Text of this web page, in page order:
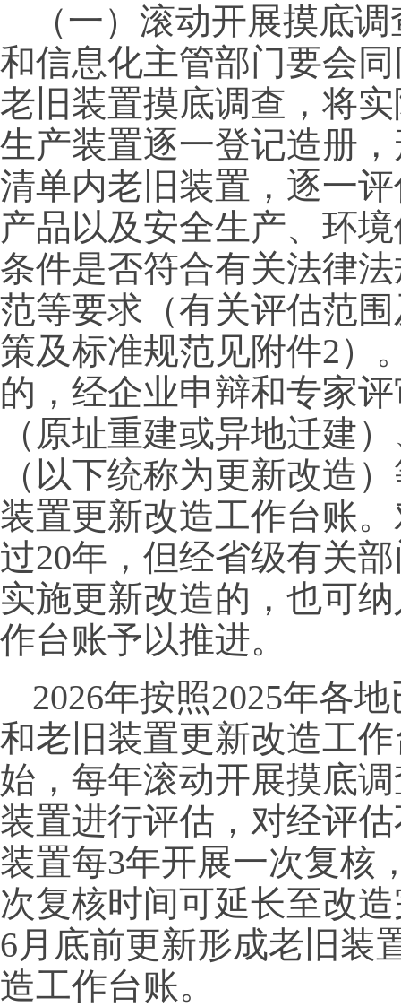
（一）滚动开展摸底
和信息化主管部门要会
老旧装置摸底调查，将
生产装置逐一登记造册
清单内老旧装置，逐一
产品以及安全生产、环
条件是否符合有关法律
范等要求（有关评估范
策及标准规范见附件2）
的，经企业申辩和专家
（原址重建或异地迁建
（以下统称为更新改造
装置更新改造工作台账
过20年，但经省级有关
实施更新改造的，也可
作台账予以推进。
2026年按照2025年各
和老旧装置更新改造工
始，每年滚动开展摸底
装置进行评估，对经评
装置每3年开展一次复核
次复核时间可延长至改
6月底前更新形成老旧装
造工作台账。